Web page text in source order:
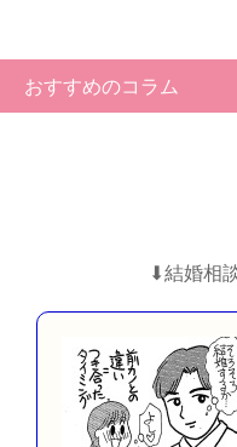
おすすめのコラム
⬇︎結婚相